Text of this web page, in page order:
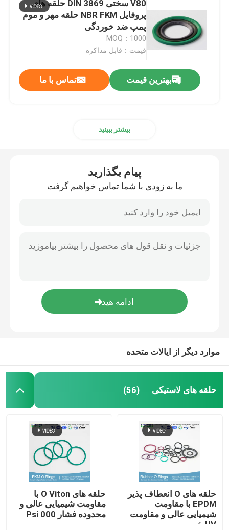
حلقه O با روکش PTFE
حلقه پشتیبان
کیت حلقه ای
V80 سختی DIN 3869 حلقه های
پروفایل NBR FKM حلقه مهر و موم
پمپ ضد خوردگی
MOQ：1000
قیمت：قابل مذاکره
بهترین قیمت تماس با ما
بیشتر ببینید
پیام بگذارید
ما به زودی با شما تماس خواهیم گرفت
موارد دیگر از ایالات متحده
حلقه های لاستیکی (56)
حلقه های O انعطاف پذیر
EPDM با مقاومت
شیمیایی عالی و مقاومت
UV خوب
حلقه های O Viton با
مقاومت شیمیایی عالی و
محدوده فشار 000 Psi